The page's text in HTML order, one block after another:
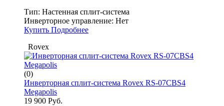
Тип: Настенная сплит-система
Инверторное управление: Нет
Купить Подробнее
Rovex
(0)
Инверторная сплит-система Rovex RS-07CBS4
Megapolis
19 900 Руб.